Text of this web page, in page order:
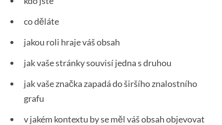
co děláte
jakou roli hraje váš obsah
jak vaše stránky souvisí jedna s druhou
jak vaše značka zapadá do širšího znalostního
grafu
v jakém kontextu by se měl váš obsah objevovat